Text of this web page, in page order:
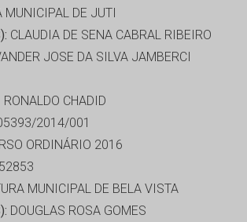
MUNICIPAL DE JUTI
CLAUDIA DE SENA CABRAL RIBEIRO
JOSE DA SILVA JAMBERCI
RONALDO CHADID
2014/001
ORDINÁRIO 2016
MUNICIPAL DE BELA VISTA
DOUGLAS ROSA GOMES